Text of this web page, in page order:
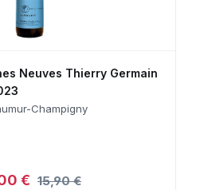
Neuves Thierry Germain
Champigny
€ 15,90 €